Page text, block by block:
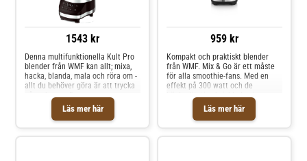
1543 kr
Läs mer här
Denna multifunktionella Kult Pro
blender från WMF kan allt; mixa,
hacka, blanda, mala och röra om -
allt du behöver göra är att trycka
på en knapp. Denna
högpresterande blender har 3
automatiska program som kan
användas till att krossa is, ma
959 kr
Läs mer här
Kompakt och praktiskt blender
från WMF. Mix & Go är ett måste
för alla smoothie-fans. Med en
effekt på 300 watt och de
högkvalitativa knivbladen i
rostfritt stål mixar och blandar ett
brett utbud av både smoothies
och fruktshakes. Givetvi